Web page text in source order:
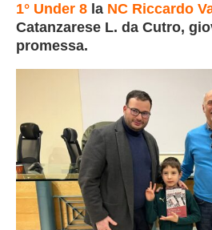
1° Under 8 la NC Riccardo
Catanzarese L. da Cutro,
promessa.